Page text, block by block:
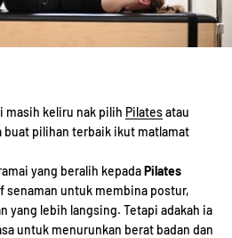
masih keliru nak pilih Pilatesatau
buat pilihan terbaik ikut matlamat
yang beralih kepadaPilates
untuk membina postur,
yang lebih langsing. Tetapi adakah ia
untuk menurunkan berat badan dan